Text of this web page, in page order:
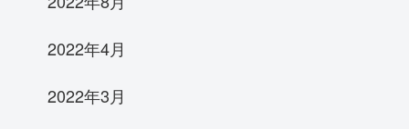
2022年4月
2022年3月